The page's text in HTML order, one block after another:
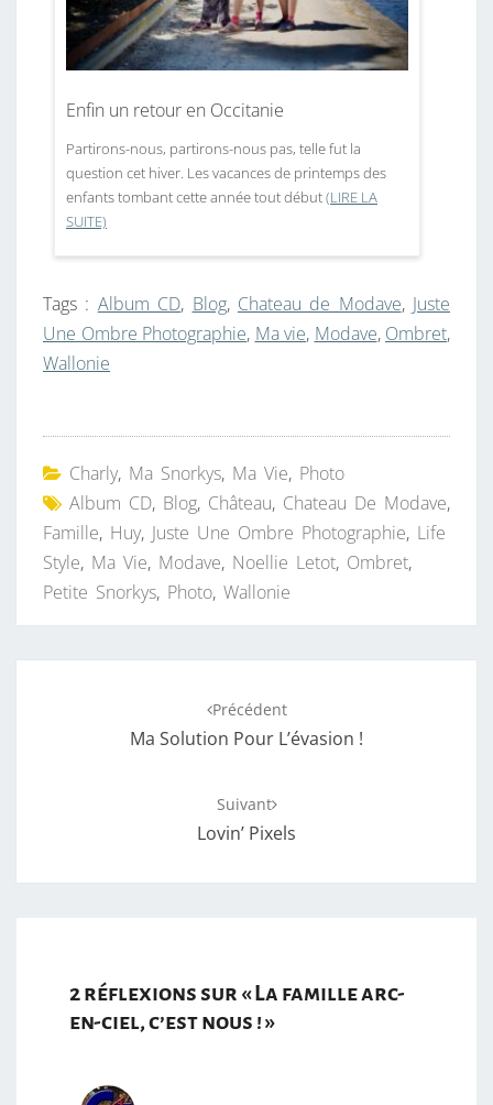
Enfin un retour en Occitanie
Partirons-nous, partirons-nous pas, telle fut la
question cet hiver. Les vacances de printemps des
enfants tombant cette année tout début(LIRE LA
SUITE)
Tags : Album CD, Blog, Chateau de Modave, Juste
Une Ombre Photographie, Ma vie, Modave, Ombret,
Wallonie
Charly, Ma Snorkys, Ma Vie, Photo
Album CD, Blog, Château, Chateau De Modave,
Famille, Huy, Juste Une Ombre Photographie, Life
Style, Ma Vie, Modave, Noellie Letot, Ombret,
Petite Snorkys, Photo, Wallonie
Précédent
Ma Solution Pour L’évasion !
Suivant
Lovin’ Pixels
2 réflexions sur «La famille arc-
en-ciel, c’est nous !»